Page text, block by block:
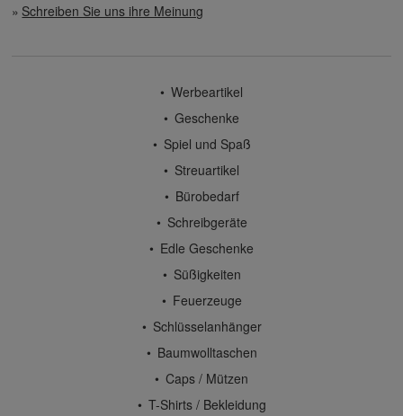
Schreiben Sie uns ihre Meinung
Werbeartikel
Geschenke
Spiel und Spaß
Streuartikel
Bürobedarf
Schreibgeräte
Edle Geschenke
Süßigkeiten
Feuerzeuge
Schlüsselanhänger
Baumwolltaschen
Caps / Mützen
T-Shirts / Bekleidung